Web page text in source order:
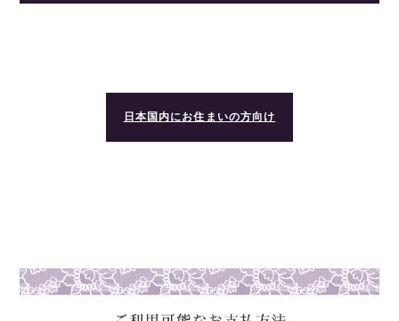
日本国内にお住まいの方向け